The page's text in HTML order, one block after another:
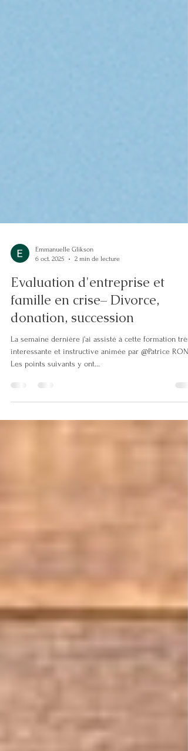
Emmanuelle Glikson
6 oct. 2025
2 min de lecture
Evaluation d'entreprise et
donation, succession
La semaine dernière j'ai assisté à cette formation très
interessante et instructive animée par @Patrice